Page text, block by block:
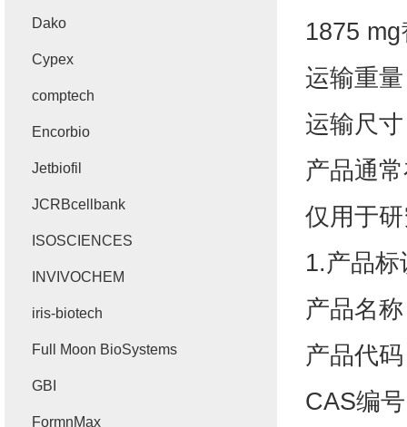
1875 mg
运输重
运输尺
产品通
仅用于
1.产品标
产品名称
产品代码
CAS编号
Dako
Cypex
comptech
Encorbio
Jetbiofil
JCRBcellbank
ISOSCIENCES
INVIVOCHEM
iris-biotech
Full Moon BioSystems
GBI
FormnMax